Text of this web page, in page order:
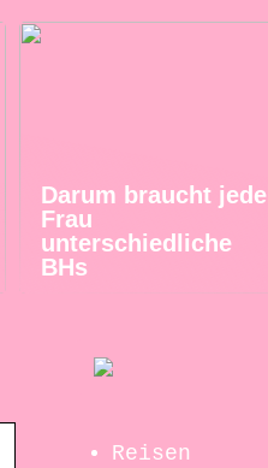
Darum braucht jede
Frau
unterschiedliche
BHs
Reisen